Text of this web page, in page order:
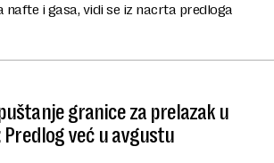
i gasa, vidi se iz nacrta predloga
granice za prelazak u
već u avgustu